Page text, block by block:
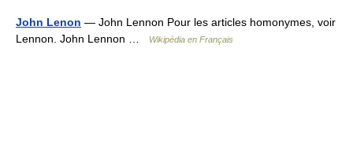
John Lenon — John Lennon Pour les articles homonymes, voir
Lennon. John Lennon …
Wikipédia en Français